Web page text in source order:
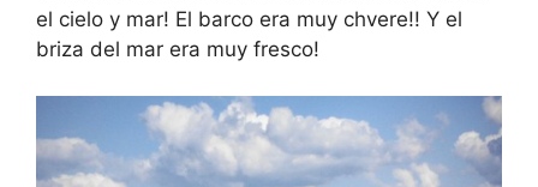
el cielo y mar! El barco era muy chvere!! Y el
briza del mar era muy fresco!